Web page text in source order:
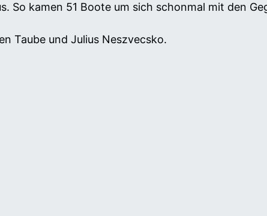
So kamen 51 Boote um sich schonmal mit den
Taube und Julius Neszvecsko.